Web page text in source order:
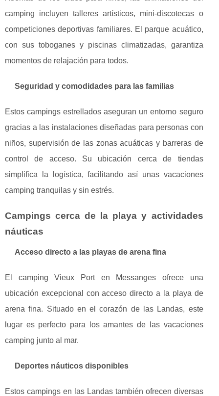
camping incluyen talleres artísticos, mini-discotecas o
competiciones deportivas familiares. El parque acuático,
con sus toboganes y piscinas climatizadas, garantiza
momentos de relajación para todos.
Seguridad y comodidades para las familias
Estos campings estrellados aseguran un entorno seguro
gracias a las instalaciones diseñadas para personas con
niños, supervisión de las zonas acuáticas y barreras de
control de acceso. Su ubicación cerca de tiendas
simplifica la logística, facilitando así unas vacaciones
camping tranquilas y sin estrés.
Campings cerca de la playa y actividades
náuticas
Acceso directo a las playas de arena fina
El camping Vieux Port en Messanges ofrece una
ubicación excepcional con acceso directo a la playa de
arena fina. Situado en el corazón de las Landas, este
lugar es perfecto para los amantes de las vacaciones
camping junto al mar.
Deportes náuticos disponibles
Estos campings en las Landas también ofrecen diversas